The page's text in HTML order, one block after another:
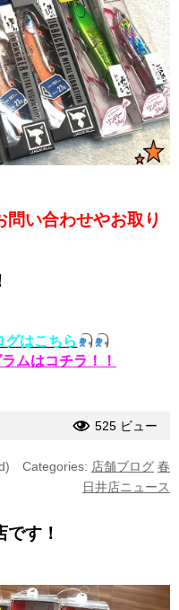
い合わせやお取り
グはこちら
ムはコチラ！！
525 ビュー
Categories: 店舗ブログ 春
日井店ニュース
す！